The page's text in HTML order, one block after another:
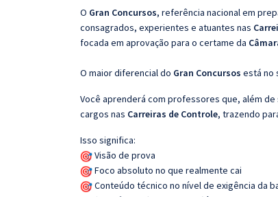
O Gran Concursos, referência nacional em
consagrados, experientes e atuantes nas
focada em aprovação para o certame da
O maior diferencial do Gran Concursos está no
Você aprenderá com professores que, além
cargos nas Carreiras de Controle, trazendo
Isso significa:
Visão de prova
Foco absoluto no que realmente cai
Conteúdo técnico no nível de exigência da